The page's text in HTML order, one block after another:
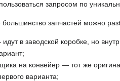
запросом по
большинство запчастей можно
в заводской коробке, но
на конвейер — тот же
варианта;